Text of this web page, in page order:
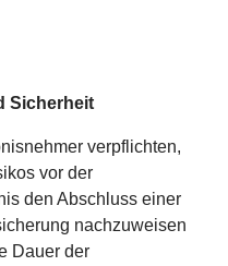
Sicherheit
verpflichten,
vor der
den Abschluss einer
nachzuweisen
Dauer der